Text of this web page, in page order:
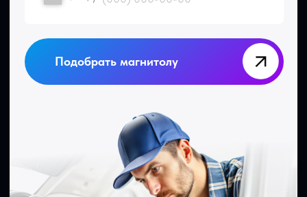
АДРЕС
Политика конфиденциальности
Договор оферты
Сухарная 35 корпус 13, 1 этаж,
помещение 110
Каталог